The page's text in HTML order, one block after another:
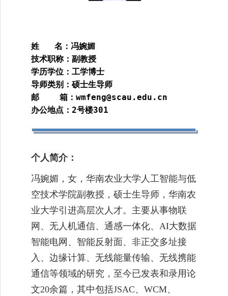
姓 名：冯婉媚
技术职称：副教授
学历学位：工学博士
导师类别：硕士生导师
邮 箱： wmfeng@scau.edu.cn
办公地点： 2号楼301
个人简介：
冯婉媚，女，华南农业大学人工智能与低
空技术学院副教授，硕士生导师，华南农
业大学引进高层次人才。主要从事物联
网、无人机通信、通感一体化、 AI大数据
智能电网 、智能反射面、非正交多址接
入、边缘计算、无线能量传输、无线携能
通信等领域的研究，至今已发表和录用论
文20余篇，其中包括JSAC、 WCM、